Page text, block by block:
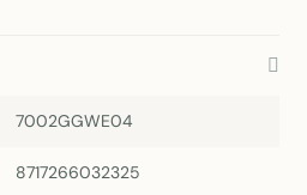
7002GGWE04
8717266032325